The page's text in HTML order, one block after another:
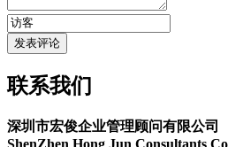
联系我们
深圳市宏俊企业管理顾问有限公司
ShenZhen Hong Jun Consultants